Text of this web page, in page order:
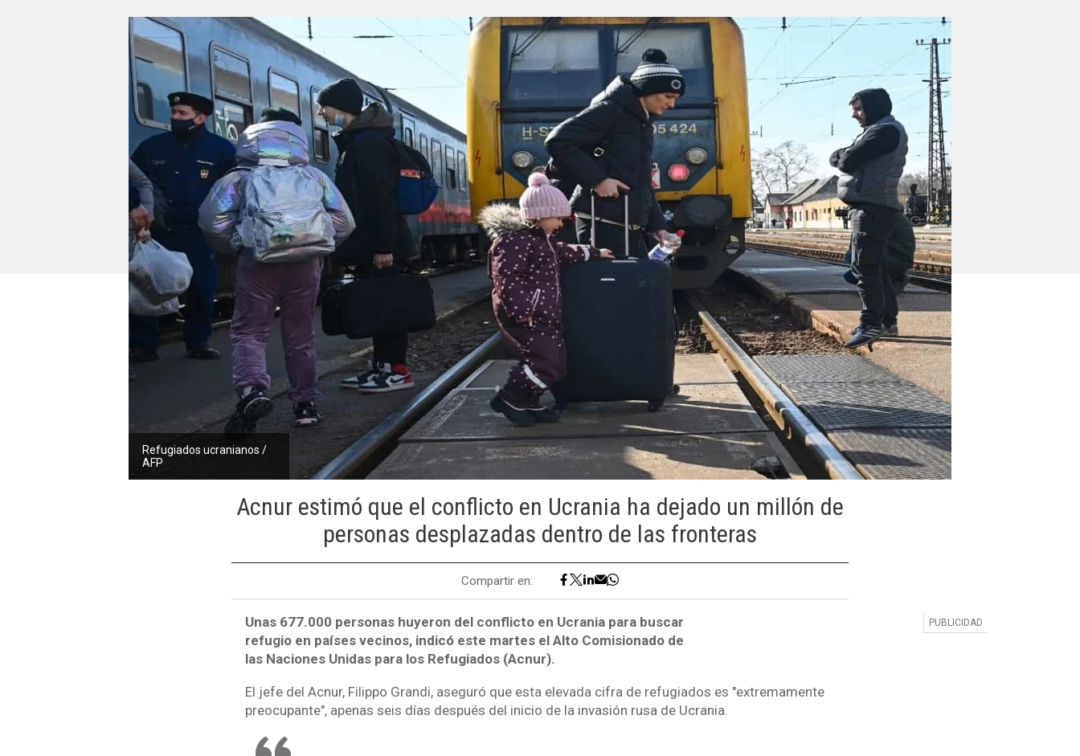
Refugiados ucranianos /
AFP
Acnur estimó que el conflicto en Ucrania ha dejado un millón de
personas desplazadas dentro de las fronteras
Compartir en:
Unas 677.000 personas huyeron del conflicto en Ucrania para buscar
refugio en países vecinos, indicó este martes el Alto Comisionado de
las Naciones Unidas para los Refugiados (Acnur).
El jefe del Acnur, Filippo Grandi, aseguró que esta elevada cifra de refugiados es "extremamente
preocupante", apenas seis días después del inicio de la invasión rusa de Ucrania.